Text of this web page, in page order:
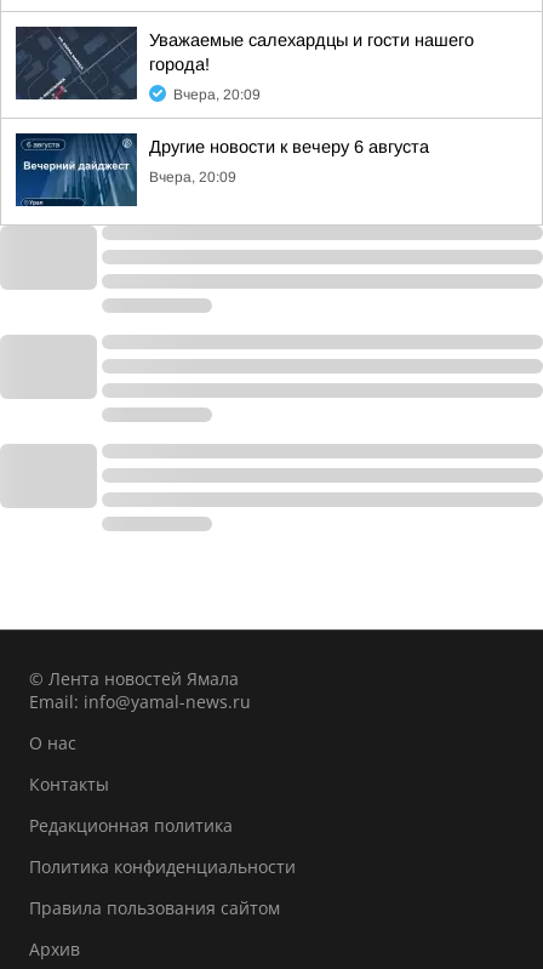
Уважаемые салехардцы и гости нашего
города!
Вчера, 20:09
Другие новости к вечеру 6 августа
Вчера, 20:09
© Лента новостей Ямала
Email: info@yamal-news.ru
О нас
Контакты
Редакционная политика
Политика конфиденциальности
Правила пользования сайтом
Архив